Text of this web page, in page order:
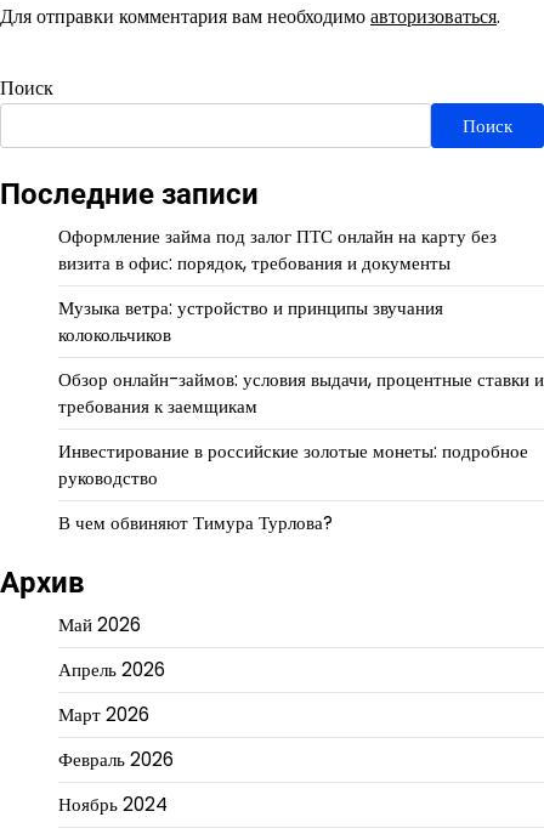
Для отправки комментария вам необходимоавторизоваться.
Поиск
Поиск
Последние записи
Оформление займа под залог ПТС онлайн на карту без
визита в офис: порядок, требования и документы
Музыка ветра: устройство и принципы звучания
колокольчиков
Обзор онлайн-займов: условия выдачи, процентные ставки и
требования к заемщикам
Инвестирование в российские золотые монеты: подробное
руководство
В чем обвиняют Тимура Турлова?
Архив
Май 2026
Апрель 2026
Март 2026
Февраль 2026
Ноябрь 2024